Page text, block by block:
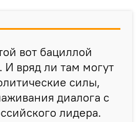
вот бациллой
вряд ли там могут
силы,
диалога с
лидера.